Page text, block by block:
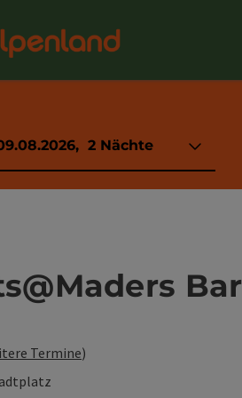
Website
, 2 Nächte
Bar
Termine)